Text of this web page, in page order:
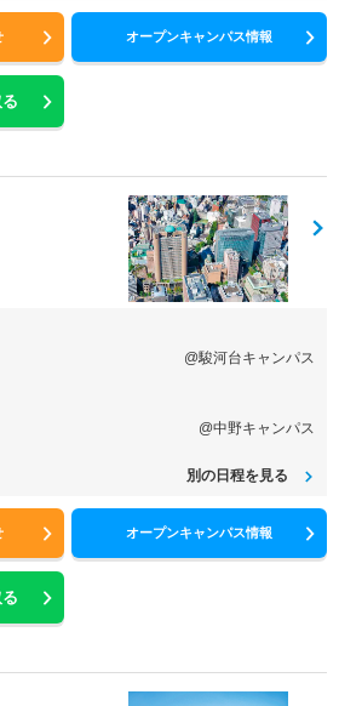
オープンキャンパス情報
@駿河台キャンパス
@中野キャンパス
別の日程を見る
オープンキャンパス情報